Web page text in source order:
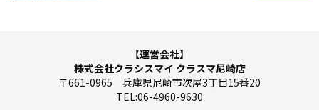
【運営会社】
株式会社クラシスマイ クラスマ尼崎店
〒661-0965 兵庫県尼崎市次屋3丁目15番20
TEL:06-4960-9630